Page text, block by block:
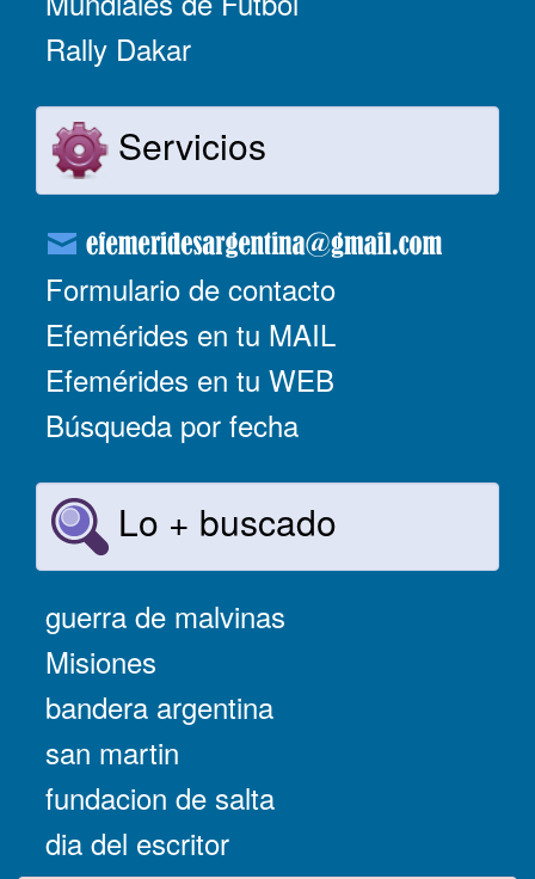
Rally Dakar
Servicios
Formulario de contacto
Efemérides en tu MAIL
Efemérides en tu WEB
Búsqueda por fecha
Lo + buscado
guerra de malvinas
Misiones
bandera argentina
san martin
fundacion de salta
dia del escritor